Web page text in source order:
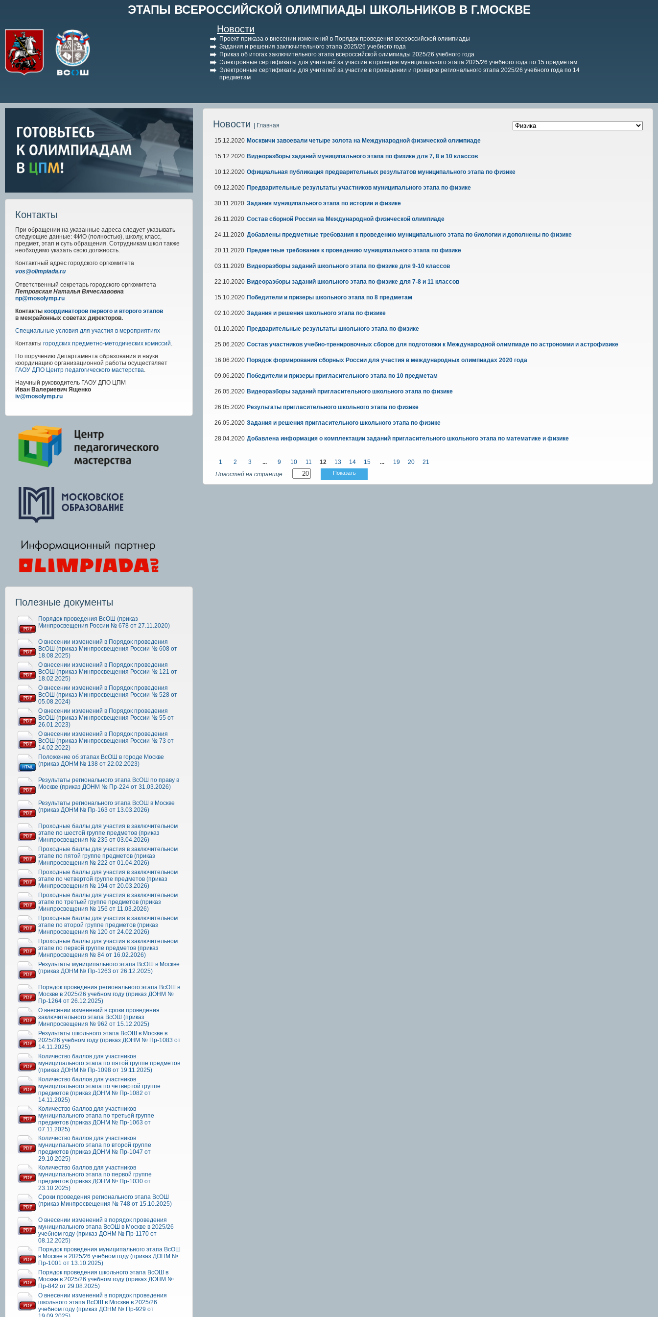
ЭТАПЫ ВСЕРОССИЙСКОЙ ОЛИМПИАДЫ ШКОЛЬНИКОВ В Г.МОСКВЕ
Новости
Проект приказа о внесении изменений в Порядок проведения всероссийской олимпиады
Задания и решения заключительного этапа 2025/26 учебного года
Приказ об итогах заключительного этапа всероссийской олимпиады 2025/26 учебного года
Электронные сертификаты для учителей за участие в проверке муниципального этапа 2025/26 учебного года по 15 предметам
Электронные сертификаты для учителей за участие в проведении и проверке регионального этапа 2025/26 учебного года по 14
предметам
Контакты
При обращении на указанные адреса следует указывать
следующие данные: ФИО (полностью), школу, класс,
предмет, этап и суть обращения. Сотрудникам школ также
необходимо указать свою должность.
Контактный адрес городского оргкомитета
vos@olimpiada.ru
Ответственный секретарь городского оргкомитета
Петровская Наталья Вячеславовна
np@mosolymp.ru
Контакты координаторов первого и второго этапов
в межрайонных советах директоров.
Специальные условия для участия в мероприятиях
Контакты городских предметно-методических комиссий.
По поручению Департамента образования и науки
координацию организационной работы осуществляет
ГАОУ ДПО Центр педагогического мастерства.
Научный руководитель ГАОУ ДПО ЦПМ
Иван Валериевич Ященко
iv@mosolymp.ru
Полезные документы
Порядок проведения ВсОШ (приказ
Минпросвещения России № 678 от 27.11.2020)
О внесении изменений в Порядок проведения
ВсОШ (приказ Минпросвещения России № 608 от
18.08.2025)
О внесении изменений в Порядок проведения
ВсОШ (приказ Минпросвещения России № 121 от
18.02.2025)
О внесении изменений в Порядок проведения
ВсОШ (приказ Минпросвещения России № 528 от
05.08.2024)
О внесении изменений в Порядок проведения
ВсОШ (приказ Минпросвещения России № 55 от
26.01.2023)
О внесении изменений в Порядок проведения
ВсОШ (приказ Минпросвещения России № 73 от
14.02.2022)
Положение об этапах ВсОШ в городе Москве
(приказ ДОНМ № 138 от 22.02.2023)
Результаты регионального этапа ВсОШ по праву в
Москве (приказ ДОНМ № Пр-224 от 31.03.2026)
Результаты регионального этапа ВсОШ в Москве
(приказ ДОНМ № Пр-163 от 13.03.2026)
Проходные баллы для участия в заключительном
этапе по шестой группе предметов (приказ
Минпросвещения № 235 от 03.04.2026)
Проходные баллы для участия в заключительном
этапе по пятой группе предметов (приказ
Минпросвещения № 222 от 01.04.2026)
Проходные баллы для участия в заключительном
этапе по четвертой группе предметов (приказ
Минпросвещения № 194 от 20.03.2026)
Проходные баллы для участия в заключительном
этапе по третьей группе предметов (приказ
Минпросвещения № 156 от 11.03.2026)
Проходные баллы для участия в заключительном
этапе по второй группе предметов (приказ
Минпросвещения № 120 от 24.02.2026)
Проходные баллы для участия в заключительном
этапе по первой группе предметов (приказ
Минпросвещения № 84 от 16.02.2026)
Результаты муниципального этапа ВсОШ в Москве
(приказ ДОНМ № Пр-1263 от 26.12.2025)
Порядок проведения регионального этапа ВсОШ в
Москве в 2025/26 учебном году (приказ ДОНМ №
Пр-1264 от 26.12.2025)
О внесении изменений в сроки проведения
заключительного этапа ВсОШ (приказ
Минпросвещения № 962 от 15.12.2025)
Результаты школьного этапа ВсОШ в Москве в
2025/26 учебном году (приказ ДОНМ № Пр-1083 от
14.11.2025)
Количество баллов для участников
муниципального этапа по пятой группе предметов
(приказ ДОНМ № Пр-1098 от 19.11.2025)
Количество баллов для участников
муниципального этапа по четвертой группе
предметов (приказ ДОНМ № Пр-1082 от
14.11.2025)
Количество баллов для участников
муниципального этапа по третьей группе
предметов (приказ ДОНМ № Пр-1063 от
07.11.2025)
Количество баллов для участников
муниципального этапа по второй группе
предметов (приказ ДОНМ № Пр-1047 от
29.10.2025)
Количество баллов для участников
муниципального этапа по первой группе
предметов (приказ ДОНМ № Пр-1030 от
23.10.2025)
Сроки проведения регионального этапа ВсОШ
(приказ Минпросвещения № 748 от 15.10.2025)
О внесении изменений в порядок проведения
муниципального этапа ВсОШ в Москве в 2025/26
учебном году (приказ ДОНМ № Пр-1170 от
08.12.2025)
Порядок проведения муниципального этапа ВсОШ
в Москве в 2025/26 учебном году (приказ ДОНМ №
Пр-1001 от 13.10.2025)
Порядок проведения школьного этапа ВсОШ в
Москве в 2025/26 учебном году (приказ ДОНМ №
Пр-842 от 29.08.2025)
О внесении изменений в порядок проведения
школьного этапа ВсОШ в Москве в 2025/26
учебном году (приказ ДОНМ № Пр-929 от
Новости | Главная
15.12.2020 Москвичи завоевали четыре золота на Международной физической олимпиаде
15.12.2020 Видеоразборы заданий муниципального этапа по физике для 7, 8 и 10 классов
10.12.2020 Официальная публикация предварительных результатов муниципального этапа по физике
09.12.2020 Предварительные результаты участников муниципального этапа по физике
30.11.2020 Задания муниципального этапа по истории и физике
26.11.2020 Состав сборной России на Международной физической олимпиаде
24.11.2020 Добавлены предметные требования к проведению муниципального этапа по биологии и дополнены по физике
20.11.2020 Предметные требования к проведению муниципального этапа по физике
03.11.2020 Видеоразборы заданий школьного этапа по физике для 9-10 классов
22.10.2020 Видеоразборы заданий школьного этапа по физике для 7-8 и 11 классов
15.10.2020 Победители и призеры школьного этапа по 8 предметам
02.10.2020 Задания и решения школьного этапа по физике
01.10.2020 Предварительные результаты школьного этапа по физике
25.06.2020 Состав участников учебно-тренировочных сборов для подготовки к Международной олимпиаде по астрономии и астрофизике
16.06.2020 Порядок формирования сборных России для участия в международных олимпиадах 2020 года
09.06.2020 Победители и призеры пригласительного этапа по 10 предметам
26.05.2020 Видеоразборы заданий пригласительного школьного этапа по физике
26.05.2020 Результаты пригласительного школьного этапа по физике
26.05.2020 Задания и решения пригласительного школьного этапа по физике
28.04.2020 Добавлена информация о комплектации заданий пригласительного школьного этапа по математике и физике
1 2 3 ... 9 10 11 12 13 14 15 ... 19 20
21
Новостей на странице
Показать